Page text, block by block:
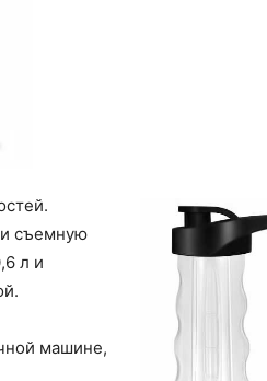
съемную
л и
машине,